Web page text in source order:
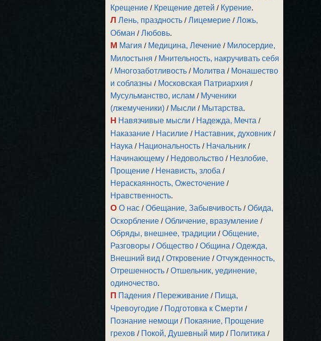
Крещение / Крещение детей / Курение.
Л Лень, праздность /Лицемерие /Ложь,
Обман /Любовь.
М Магия / Медицина, Лечение / Милосердие,
Милостыня / Мнительность, накручивать себя
/ Многозаботливость / Молитва / Монашество
и соблазны / Московская Патриархия /
Мусульманство, ислам / Мученики
(лжемученики) / Мысли / Мытарства.
Н Навязчивые мысли / Надежда, Мечта /
Наказание / Насилие / Наставник, духовник /
Наука / Национальность / Начальник /
Начинающему / Недовольство / Незлобие,
Прощение / Ненависть, злоба /
Нераскаянность, Ожесточение /
Нравственность.
О О нас /Обещание, Забывчивость /Обида,
Оскорбление /Обличение, вразумление /
Обряды, внешнее, традиции /Общение,
Разговоры /Общество /Община /Одежда,
Внешний вид /Откровение /Отчужденность,
Отрешенность /Отшельник, уединение,
одиночество.
П Падения / Переживание / Пища,
Чревоугодие / Подготовка к Смерти /
Познание немощи / Покаяние, Прощение
грехов / Покой, Душевный мир / Политика /